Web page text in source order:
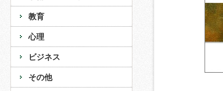
教育
心理
ビジネス
その他